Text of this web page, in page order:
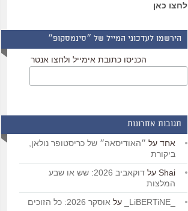
לחצו כאן
הירשמו לעדכוני המייל של ״סינמסקופ״
הכניסו כתובת אימייל ולחצו אנטר
תגובות אחרונות
אחד על ״האודיסאה״ של כריסטופר נולאן,
ביקורת
Shai על
דוקאביב 2026: שש או שבע
המלצות
על אוסקר 2026: כל הזוכים